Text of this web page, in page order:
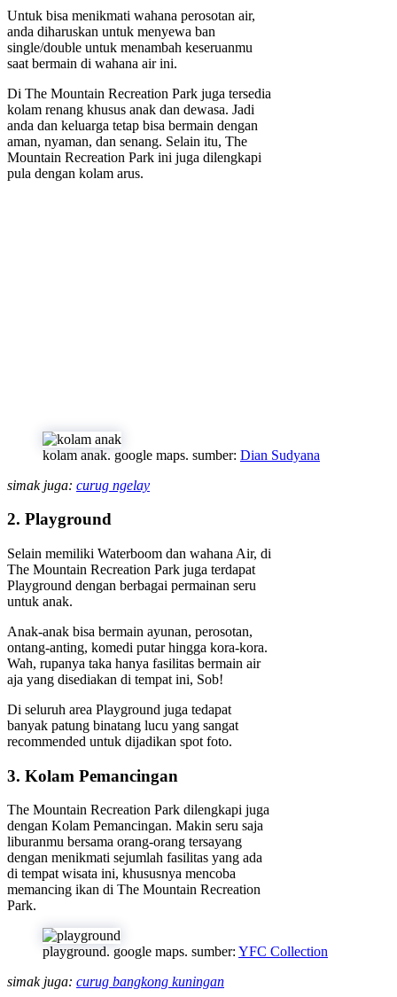
Untuk bisa menikmati wahana perosotan air,
anda diharuskan untuk menyewa ban
single/double untuk menambah keseruanmu
saat bermain di wahana air ini.
Di The Mountain Recreation Park juga tersedia
kolam renang khusus anak dan dewasa. Jadi
anda dan keluarga tetap bisa bermain dengan
aman, nyaman, dan senang. Selain itu, The
Mountain Recreation Park ini juga dilengkapi
pula dengan kolam arus.
kolam anak. google maps. sumber: Dian Sudyana
simak juga: curug ngelay
2. Playground
Selain memiliki Waterboom dan wahana Air, di
The Mountain Recreation Park juga terdapat
Playground dengan berbagai permainan seru
untuk anak.
Anak-anak bisa bermain ayunan, perosotan,
ontang-anting, komedi putar hingga kora-kora.
Wah, rupanya taka hanya fasilitas bermain air
aja yang disediakan di tempat ini, Sob!
Di seluruh area Playground juga tedapat
banyak patung binatang lucu yang sangat
recommended untuk dijadikan spot foto.
3. Kolam Pemancingan
The Mountain Recreation Park dilengkapi juga
dengan Kolam Pemancingan. Makin seru saja
liburanmu bersama orang-orang tersayang
dengan menikmati sejumlah fasilitas yang ada
di tempat wisata ini, khususnya mencoba
memancing ikan di The Mountain Recreation
Park.
playground. google maps. sumber: YFC Collection
simak juga: curug bangkong kuningan